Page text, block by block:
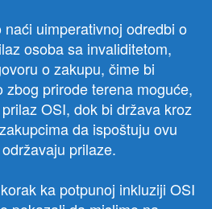
uimperativnoj odredbi o
osoba sa invaliditetom,
o zakupu, čime bi
zbog prirode terena moguće,
OSI, dok bi država kroz
da ispoštuju ovu
prilaze.
ka potpunoj inkluziji OSI